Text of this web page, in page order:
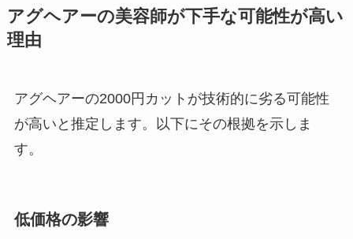
アグヘアーの美容師が下手な可能性が高い
理由
アグヘアーの2000円カットが技術的に劣る可能性
が高いと推定します。以下にその根拠を示しま
す。
低価格の影響